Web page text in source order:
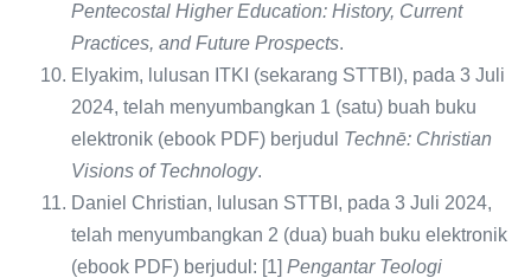
Pentecostal Higher Education: History, Current
Practices, and Future Prospects.
Elyakim, lulusan ITKI (sekarang STTBI), pada 3 Juli
2024, telah menyumbangkan 1 (satu) buah buku
elektronik (ebook PDF) berjudul Technē: Christian
Visions of Technology.
Daniel Christian, lulusan STTBI, pada 3 Juli 2024,
telah menyumbangkan 2 (dua) buah buku elektronik
(ebook PDF) berjudul: [1] Pengantar Teologi